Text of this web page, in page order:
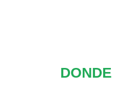
DONDE